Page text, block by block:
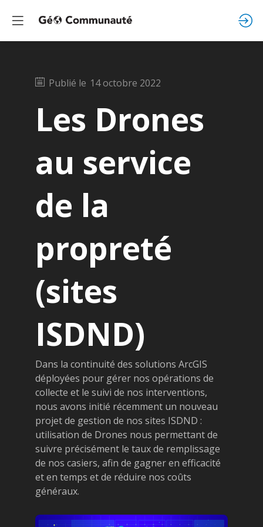
Publié le 14 octobre 2022
Les Drones
au service
de la
propreté
(sites
ISDND)
Dans la continuité des solutions ArcGIS
déployées pour gérer nos opérations de
collecte et le suivi de nos interventions,
nous avons initié récemment un nouveau
projet de gestion de nos sites ISDND :
utilisation de Drones nous permettant de
suivre précisément le taux de remplissage
de nos casiers, afin de gagner en efficacité
et en temps et de réduire nos coûts
généraux.